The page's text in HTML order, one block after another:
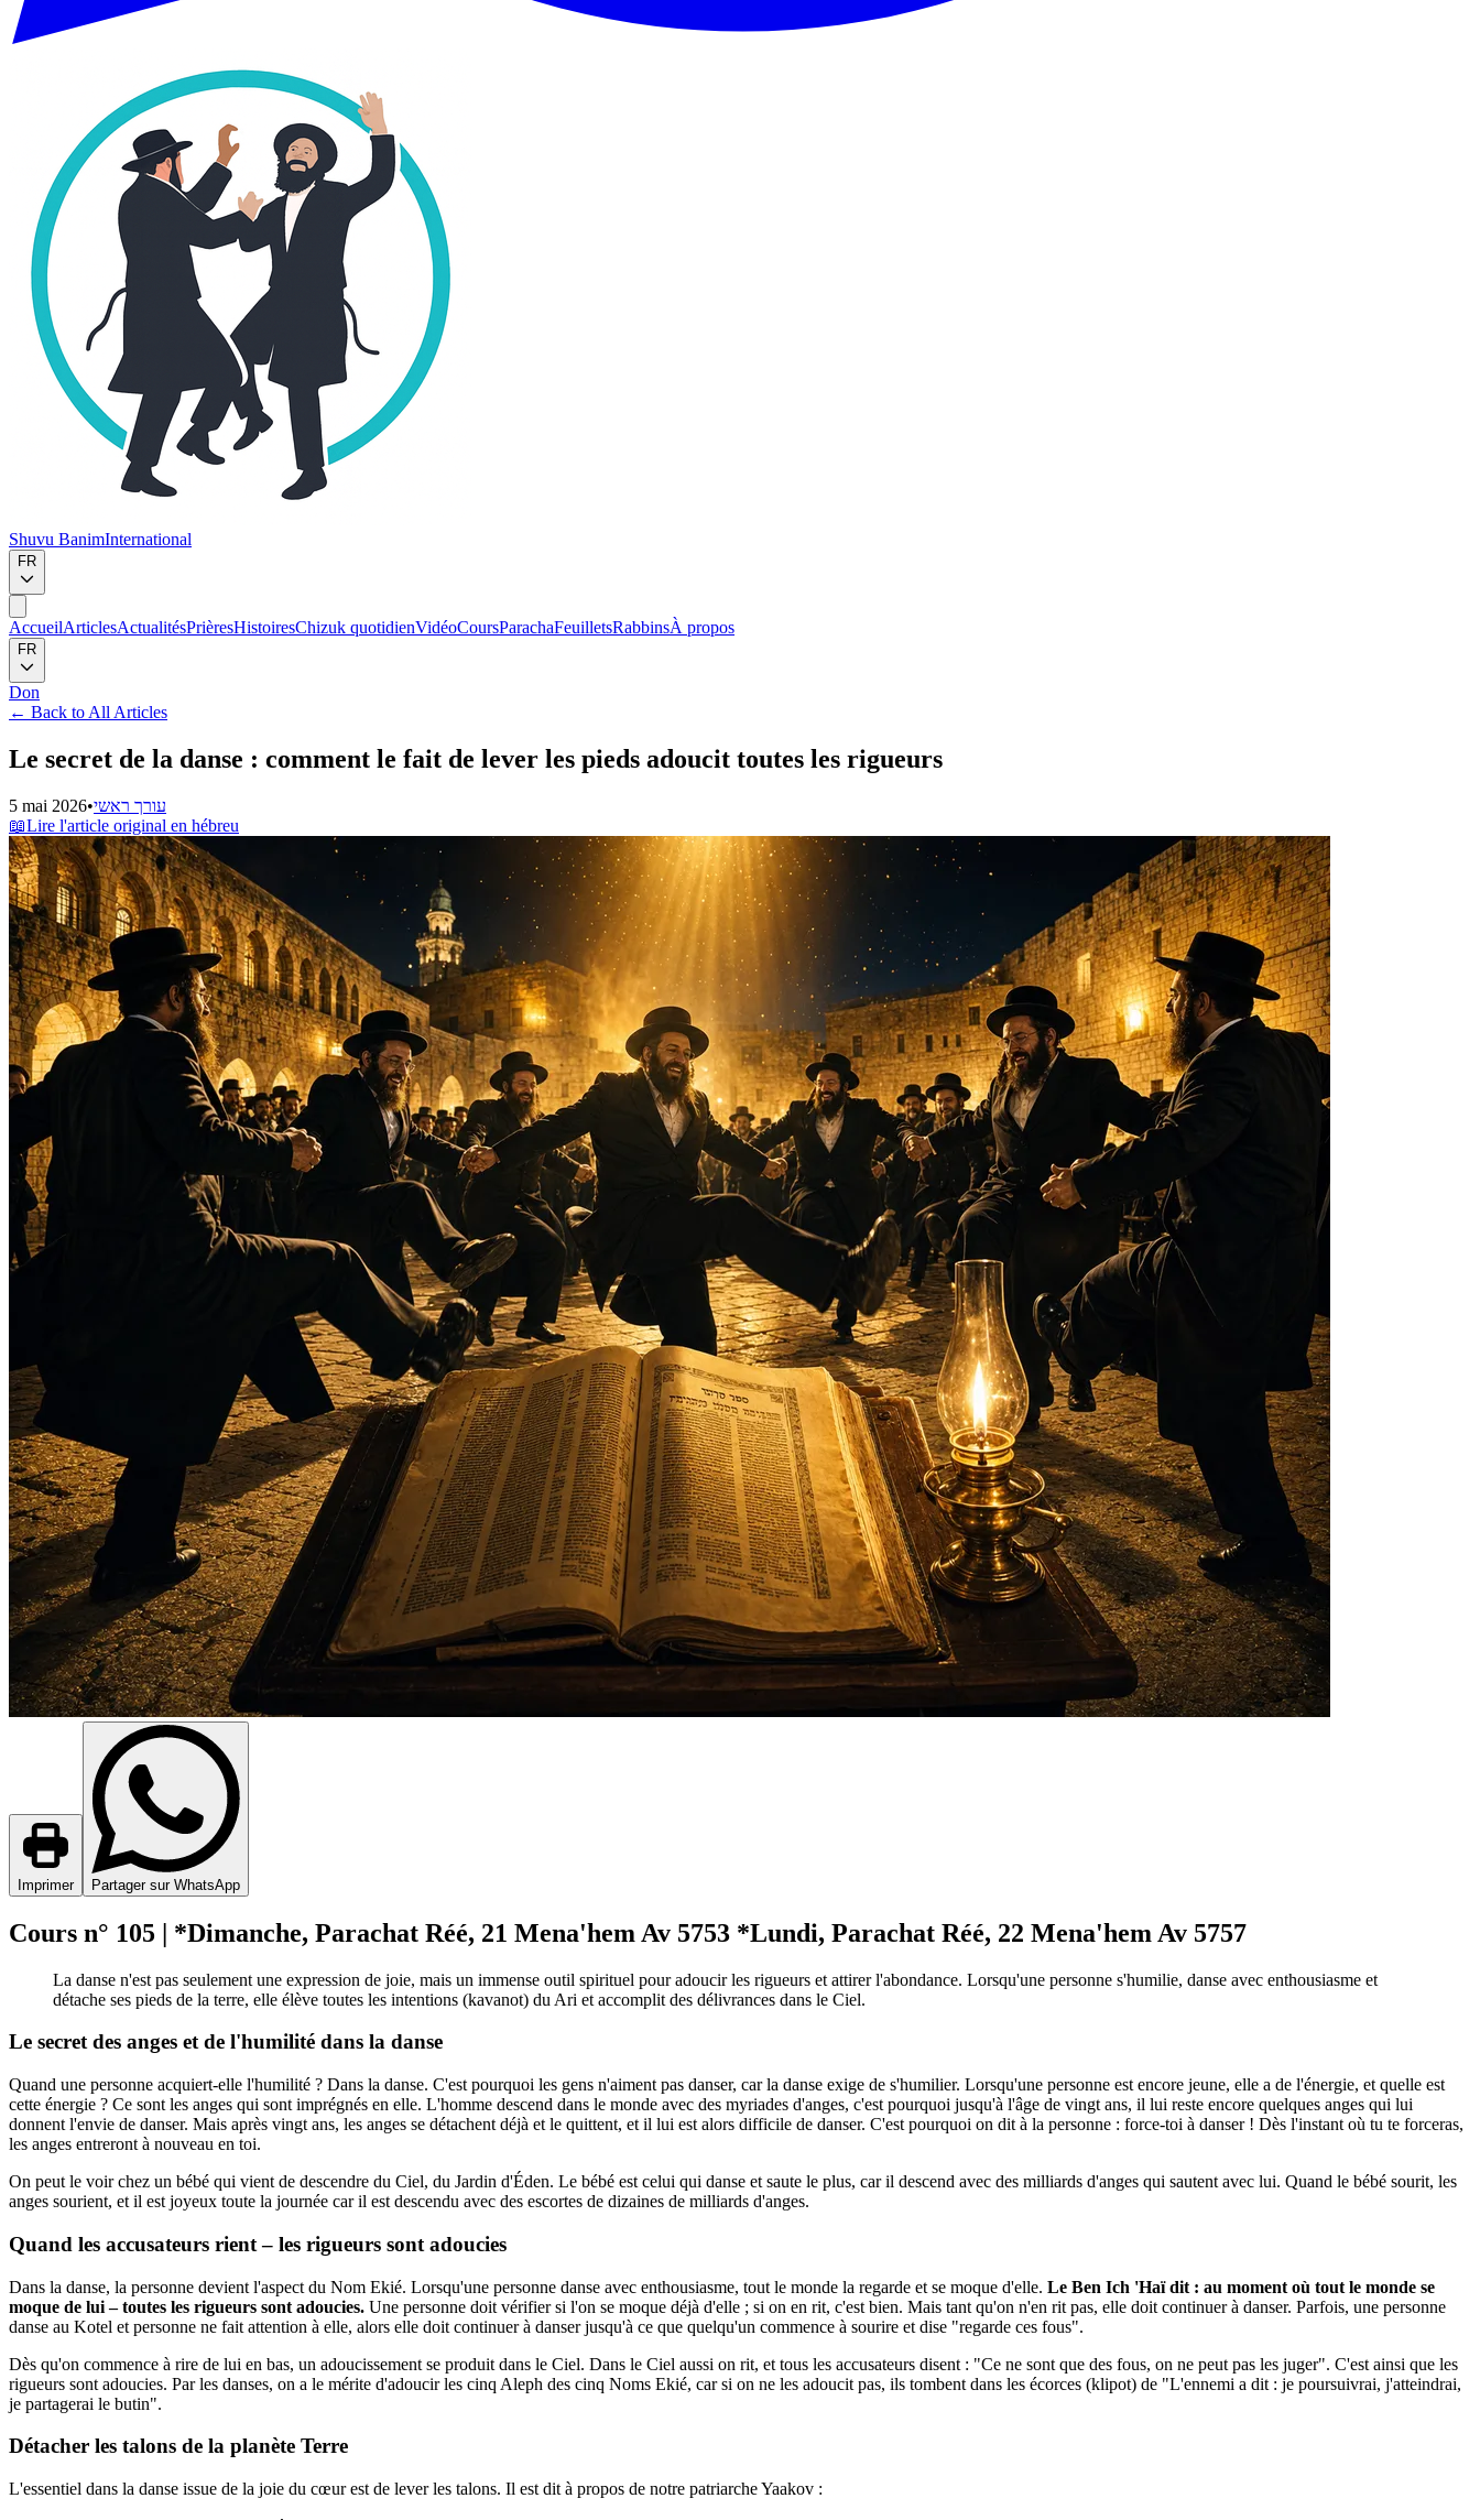
Shuvu BanimInternational
FR
AccueilArticlesActualitésPrièresHistoiresChizuk quotidienVidéoCoursParachaFeuilletsRabbinsÀ propos
FR
Don
← Back to All Articles
Le secret de la danse : comment le fait de lever les pieds adoucit toutes les rigueurs
5 mai 2026•עורך ראשי
📖Lire l'article original en hébreu
Imprimer Partager sur WhatsApp
Cours n° 105 | *Dimanche, Parachat Réé, 21 Mena'hem Av 5753 *Lundi, Parachat Réé, 22 Mena'hem Av 5757
La danse n'est pas seulement une expression de joie, mais un immense outil spirituel pour adoucir les rigueurs et attirer l'abondance. Lorsqu'une personne s'humilie, danse avec enthousiasme et
détache ses pieds de la terre, elle élève toutes les intentions (kavanot) du Ari et accomplit des délivrances dans le Ciel.
Le secret des anges et de l'humilité dans la danse
Quand une personne acquiert-elle l'humilité ? Dans la danse. C'est pourquoi les gens n'aiment pas danser, car la danse exige de s'humilier. Lorsqu'une personne est encore jeune, elle a de l'énergie, et quelle est
cette énergie ? Ce sont les anges qui sont imprégnés en elle. L'homme descend dans le monde avec des myriades d'anges, c'est pourquoi jusqu'à l'âge de vingt ans, il lui reste encore quelques anges qui lui
donnent l'envie de danser. Mais après vingt ans, les anges se détachent déjà et le quittent, et il lui est alors difficile de danser. C'est pourquoi on dit à la personne : force-toi à danser ! Dès l'instant où tu te forceras,
les anges entreront à nouveau en toi.
On peut le voir chez un bébé qui vient de descendre du Ciel, du Jardin d'Éden. Le bébé est celui qui danse et saute le plus, car il descend avec des milliards d'anges qui sautent avec lui. Quand le bébé sourit, les
anges sourient, et il est joyeux toute la journée car il est descendu avec des escortes de dizaines de milliards d'anges.
Quand les accusateurs rient – les rigueurs sont adoucies
Dans la danse, la personne devient l'aspect du Nom Ekié. Lorsqu'une personne danse avec enthousiasme, tout le monde la regarde et se moque d'elle. Le Ben Ich 'Haï dit : au moment où tout le monde se
moque de lui – toutes les rigueurs sont adoucies. Une personne doit vérifier si l'on se moque déjà d'elle ; si on en rit, c'est bien. Mais tant qu'on n'en rit pas, elle doit continuer à danser. Parfois, une personne
danse au Kotel et personne ne fait attention à elle, alors elle doit continuer à danser jusqu'à ce que quelqu'un commence à sourire et dise "regarde ces fous".
Dès qu'on commence à rire de lui en bas, un adoucissement se produit dans le Ciel. Dans le Ciel aussi on rit, et tous les accusateurs disent : "Ce ne sont que des fous, on ne peut pas les juger". C'est ainsi que les
rigueurs sont adoucies. Par les danses, on a le mérite d'adoucir les cinq Aleph des cinq Noms Ekié, car si on ne les adoucit pas, ils tombent dans les écorces (klipot) de "L'ennemi a dit : je poursuivrai, j'atteindrai,
je partagerai le butin".
Détacher les talons de la planète Terre
L'essentiel dans la danse issue de la joie du cœur est de lever les talons. Il est dit à propos de notre patriarche Yaakov :